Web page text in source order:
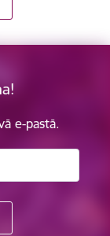
e-pastā.